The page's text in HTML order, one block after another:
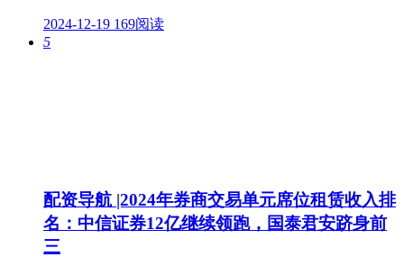
2024-12-19 169阅读
5
配资导航 |2024年券商交易单元席位租赁收入排
名：中信证券12亿继续领跑，国泰君安跻身前
三